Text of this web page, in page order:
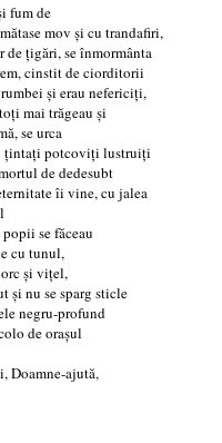
fum de
mov și cu trandafiri,
țigări, se înmormânta
cinstit de ciorditorii
și erau nefericiți,
mai trăgeau și
se urca
țintați potcoviți lustruiți
de dedesubt
îi vine, cu jalea
se făceau
cu tunul,
și vițel,
și nu se sparg sticle
negru-profund
de orașul
Doamne-ajută,